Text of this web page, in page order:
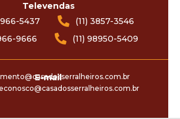
Televendas
5437
(11) 3857-3546
9666
(11) 98950-5409
E-mail